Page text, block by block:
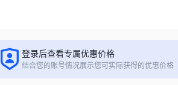
登录后查看专属优惠价格
结合您的账号情况展示您可实际获得的优惠价格